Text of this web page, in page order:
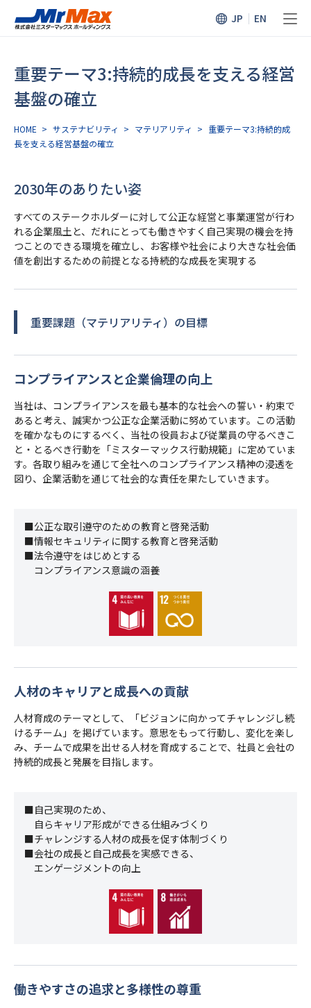
JP EN
重要テーマ3:持続的成長を支える経営
基盤の確立
HOME > サステナビリティ > マテリアリティ > 重要テーマ3:持続的成
長を支える経営基盤の確立
2030年のありたい姿
すべてのステークホルダーに対して公正な経営と事業運営が行わ
れる企業風土と、 だれにとっても働きやすく自己実現の機会を持
つことのできる環境を確立し、 お客様や社会により大きな社会価
値を創出するための前提となる持続的な成長を実現する
重要課題（マテリアリティ）の目標
コンプライアンスと企業倫理の向上
当社は、コンプライアンスを最も基本的な社会への誓い・約束で
あると考え、誠実かつ公正な企業活動に努めています。この活動
を確かなものにするべく、当社の役員および従業員の守るべきこ
と・とるべき行動を「ミスターマックス行動規範」に定めていま
す。各取り組みを通じて全社へのコンプライアンス精神の浸透を
図り、企業活動を通じて社会的な責任を果たしていきます。
■公正な取引遵守のための教育と啓発活動
■情報セキュリティに関する教育と啓発活動
■法令遵守をはじめとする
コンプライアンス意識の涵養
人材のキャリアと成長への貢献
人材育成のテーマとして、「ビジョンに向かってチャレンジし続
けるチーム」を掲げています。意思をもって行動し、変化を楽し
み、チームで成果を出せる人材を育成することで、社員と会社の
持続的成長と発展を目指します。
■自己実現のため、
自らキャリア形成ができる仕組みづくり
■チャレンジする人材の成長を促す体制づくり
■会社の成長と自己成長を実感できる、
エンゲージメントの向上
働きやすさの追求と多様性の尊重